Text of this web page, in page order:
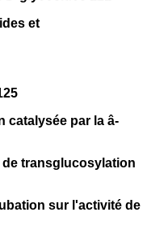
et
catalysée par la â-
de transglucosylation
sur l'activité de